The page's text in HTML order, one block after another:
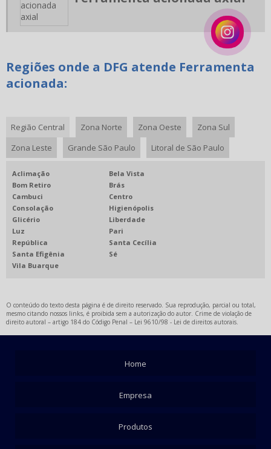
Regiões onde a DFG atende Ferramenta
acionada:
Região Central Zona Norte Zona Oeste
Zona Sul
Zona Leste
Grande São Paulo Litoral de São Paulo
Aclimação
Bela Vista
Bom Retiro
Brás
Cambuci
Centro
Consolação
Higienópolis
Glicério
Liberdade
Luz
Pari
República
Santa Cecília
Santa Efigênia
Sé
Vila Buarque
O conteúdo do texto desta página é de direito reservado. Sua reprodução, parcial ou total,
mesmo citando nossos links, é proibida sem a autorização do autor. Crime de violação de
direito autoral – artigo 184 do Código Penal – Lei 9610/98 - Lei de direitos autorais.
Home
Empresa
Produtos